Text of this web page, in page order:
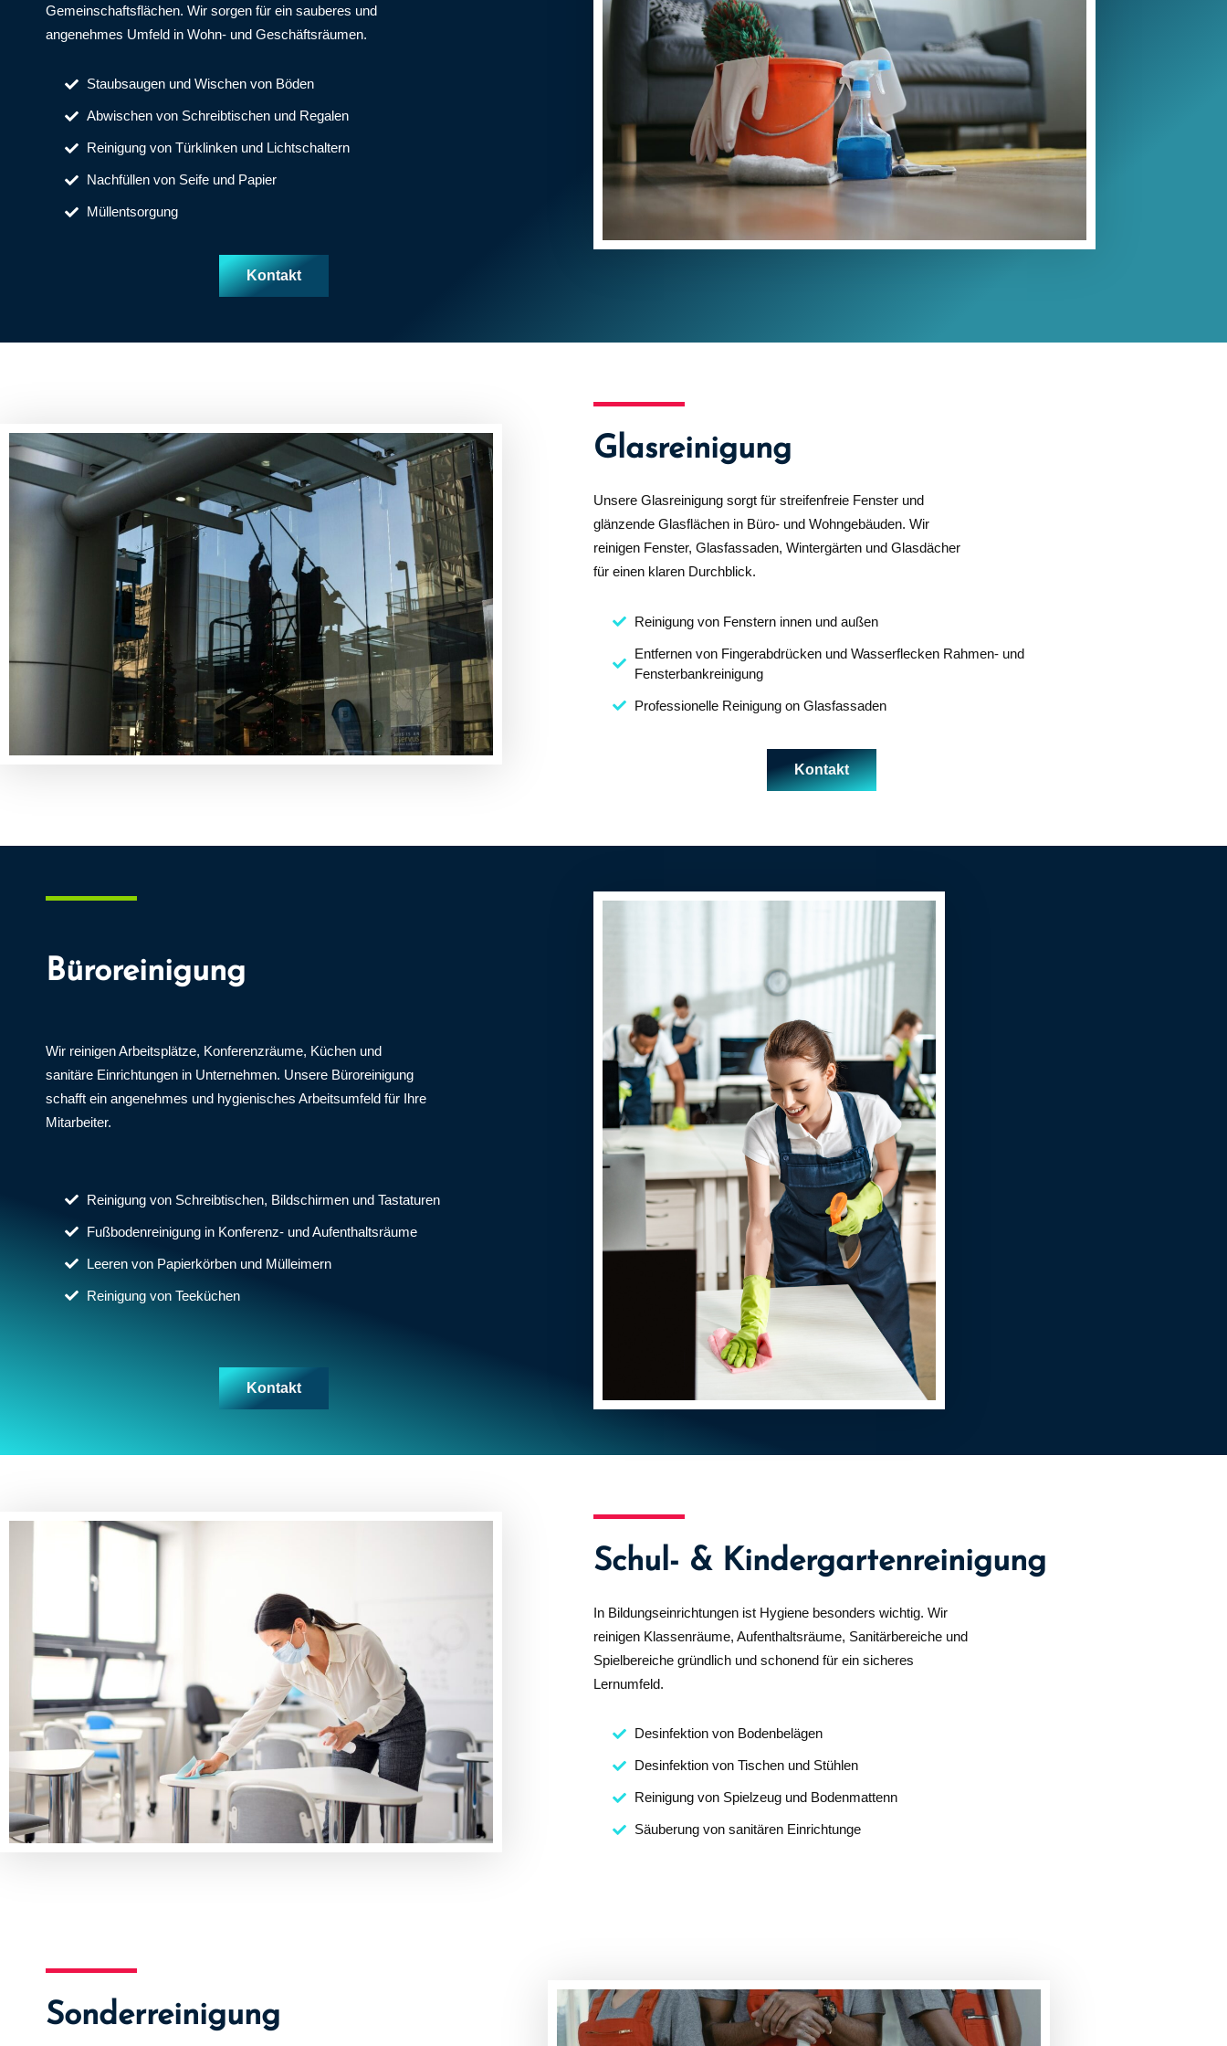
Gemeinschaftsflächen. Wir sorgen für ein sauberes und
angenehmes Umfeld in Wohn- und Geschäftsräumen.
Staubsaugen und Wischen von Böden
Abwischen von Schreibtischen und Regalen
Reinigung von Türklinken und Lichtschaltern
Nachfüllen von Seife und Papier
Müllentsorgung
Kontakt
Glasreinigung
Unsere Glasreinigung sorgt für streifenfreie Fenster und
glänzende Glasflächen in Büro- und Wohngebäuden. Wir
reinigen Fenster, Glasfassaden, Wintergärten und Glasdächer
für einen klaren Durchblick.
Reinigung von Fenstern innen und außen
Entfernen von Fingerabdrücken und Wasserflecken Rahmen- und
Fensterbankreinigung
Professionelle Reinigung on Glasfassaden
Kontakt
Büroreinigung
Wir reinigen Arbeitsplätze, Konferenzräume, Küchen und
sanitäre Einrichtungen in Unternehmen. Unsere Büroreinigung
schafft ein angenehmes und hygienisches Arbeitsumfeld für Ihre
Mitarbeiter.
Reinigung von Schreibtischen, Bildschirmen und Tastaturen
Fußbodenreinigung in Konferenz- und Aufenthaltsräume
Leeren von Papierkörben und Mülleimern
Reinigung von Teeküchen
Kontakt
Schul- & Kindergartenreinigung
In Bildungseinrichtungen ist Hygiene besonders wichtig. Wir
reinigen Klassenräume, Aufenthaltsräume, Sanitärbereiche und
Spielbereiche gründlich und schonend für ein sicheres
Lernumfeld.
Desinfektion von Bodenbelägen
Desinfektion von Tischen und Stühlen
Reinigung von Spielzeug und Bodenmattenn
Säuberung von sanitären Einrichtunge
Sonderreinigung